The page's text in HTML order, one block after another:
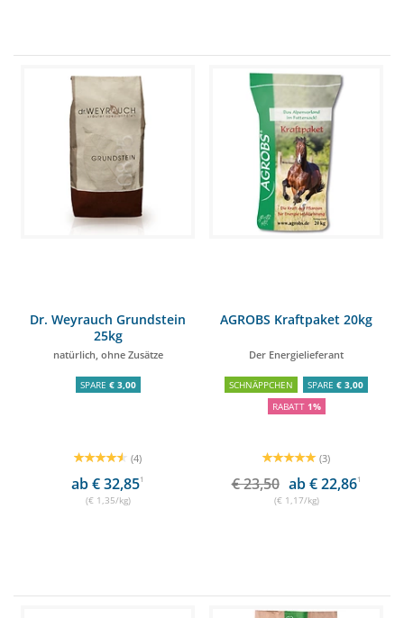
Dr. Weyrauch Grundstein
25kg
natürlich, ohne Zusätze
SPARE € 3,00
(4)
ab € 32,851
(€ 1,35/kg)
AGROBS Kraftpaket 20kg
Der Energielieferant
SCHNÄPPCHEN SPARE € 3,00
RABATT 1%
(3)
€ 23,50 ab € 22,861
(€ 1,17/kg)